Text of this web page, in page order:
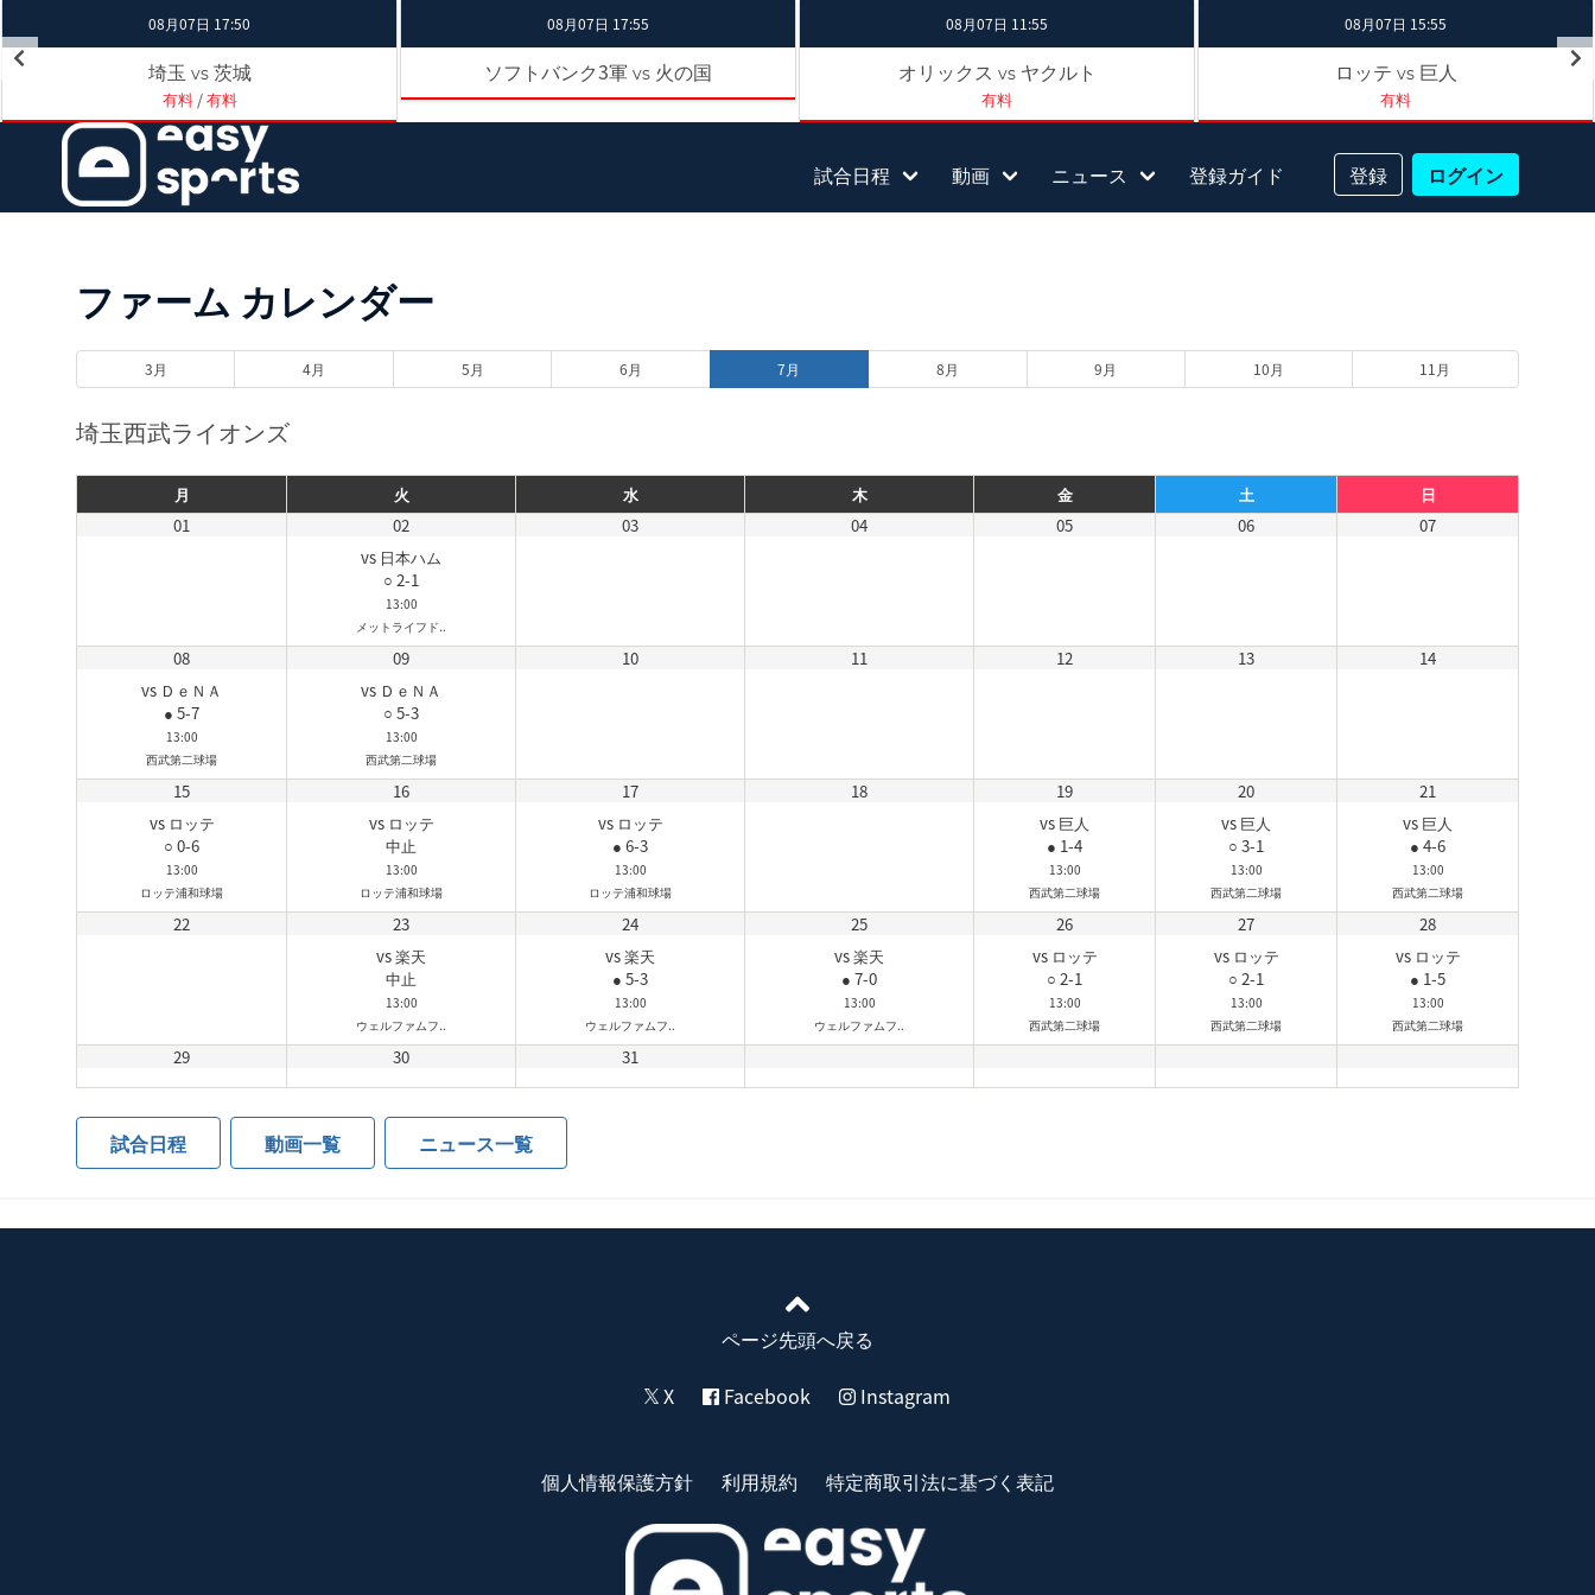
08月07日 17:50
埼玉 vs 茨城
有料/有料
08月07日 17:55
ソフトバンク3軍 vs 火の国
08月07日 11:55
オリックス vs ヤクルト
有料
08月07日 15:55
ロッテ vs 巨人
有料
試合日程 動画 ニュース 登録ガイド 登録 ログイン
ファーム カレンダー
3月 4月 5月 6月 7月 8月 9月 10月 11月
埼玉西武ライオンズ
月 火 水 木 金 土
日
01
02
vs 日本ハム
○ 2-1
13:00
メットライフド..
03 04 05 06 07
08
vs ＤｅＮＡ
● 5-7
13:00
西武第二球場
09
vs ＤｅＮＡ
○ 5-3
13:00
西武第二球場
10 11 12 13 14
15
vs ロッテ
○ 0-6
13:00
ロッテ浦和球場
16
vs ロッテ
中止
13:00
ロッテ浦和球場
17
vs ロッテ
● 6-3
13:00
ロッテ浦和球場
18
19
vs 巨人
● 1-4
13:00
西武第二球場
20
vs 巨人
○ 3-1
13:00
西武第二球場
21
vs 巨人
● 4-6
13:00
西武第二球場
22
23
vs 楽天
中止
13:00
ウェルファムフ..
24
vs 楽天
● 5-3
13:00
ウェルファムフ..
25
vs 楽天
● 7-0
13:00
ウェルファムフ..
26
vs ロッテ
○ 2-1
13:00
西武第二球場
27
vs ロッテ
○ 2-1
13:00
西武第二球場
28
vs ロッテ
● 1-5
13:00
西武第二球場
29 30 31
試合日程 動画一覧 ニュース一覧
ページ先頭へ戻る
X
Facebook Instagram
個人情報保護方針 利用規約 特定商取引法に基づく表記